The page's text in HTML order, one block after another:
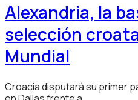
Alexandria, la
selección
Mundial
Croacia disputará su primer